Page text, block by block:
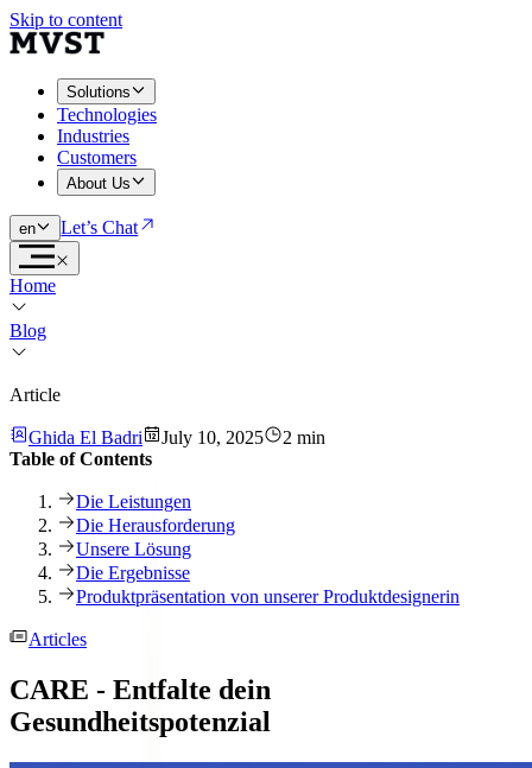
Skip to content
Solutions
Technologies
Industries
Customers
About Us
en Let’s Chat
Home
Blog
Article
Ghida El Badri July 10, 2025
2 min
Table of Contents
Die Leistungen
Die Herausforderung
Unsere Lösung
Die Ergebnisse
Produktpräsentation von unserer Produktdesignerin
Articles
CARE - Entfalte dein
Gesundheitspotenzial